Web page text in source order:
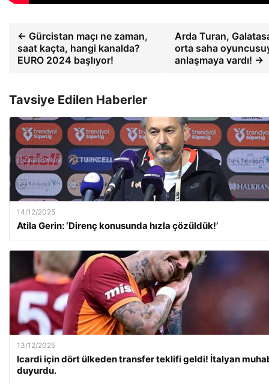
← Gürcistan maçı ne zaman,
saat kaçta, hangi kanalda?
EURO 2024 başlıyor!
Arda Turan,
orta saha
anlaşmaya vardı! →
Tavsiye Edilen Haberler
14/12/2025
Atila Gerin: ‘Direnç konusunda hızla çözüldük!’
13/12/2025
Icardi için dört ülkeden transfer teklifi geldi! İtalyan
duyurdu.